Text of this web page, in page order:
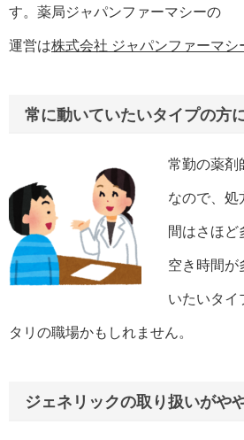
す。薬局ジャパンファーマシーの
運営は株式会社 ジャパンファーマシ
常に動いていたいタイプの方
常勤の薬剤
なので、処
間はさほど
空き時間が
いたいタイ
タリの職場かもしれません。
ジェネリックの取り扱いがや